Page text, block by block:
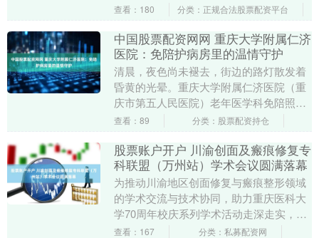
把防癌知识送到老百姓心坎上配资交易，
查看：180 分类：正规合法股票配资平台
中国股票配资网网 重庆大学附属仁济
医院：免陪护病房里的温情守护
清晨，夜色尚未褪去，街边的路灯散发着
昏黄的光晕。重庆大学附属仁济医院（重
庆市第五人民医院）老年医学科免陪照护
服务病房里，护理员们已开始了新一天的
查看：89 分类：股票配资持仓
股票账户开户 川渝创面及瘢痕修复专
科联盟（万州站）学术会议圆满落幕
为推动川渝地区创面修复与瘢痕整形领域
的学术交流与技术协同，助力重庆医科大
学70周年校庆系列学术活动走深走实，4
月10日—11日，川渝创面及瘢痕修复专科
查看：167 分类：私募配资网